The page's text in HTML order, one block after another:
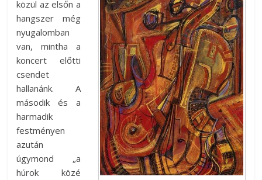
közül az elsőn a
hangszer még
nyugalomban
van, mintha a
koncert előtti
csendet
hallanánk. A
második és a
harmadik
festményen
azután
úgymond „a
húrok közé